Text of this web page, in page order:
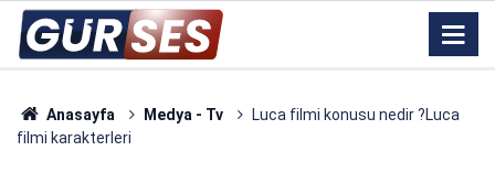
Anasayfa Medya - Tv
Luca filmi konusu nedir ?Luca
filmi karakterleri